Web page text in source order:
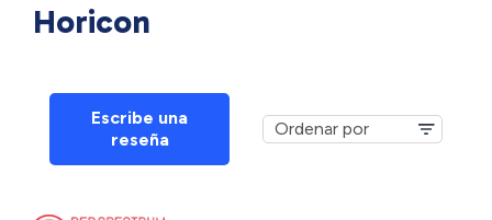
Horicon
Escribe una
reseña